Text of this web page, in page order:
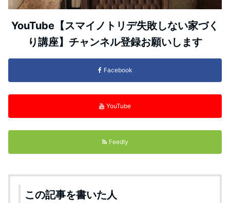
YouTube【スマイノトリデ失敗しない家づく
り講座】チャンネル登録お願いします
Facebook
YouTube
Feedly
この記事を書いた人